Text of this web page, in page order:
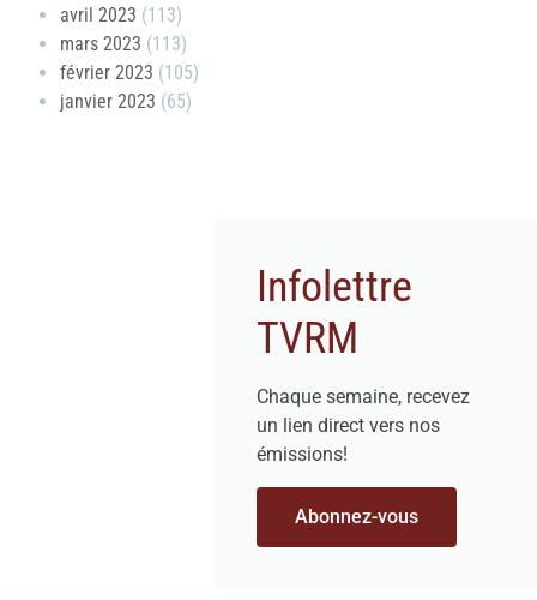
avril 2023 (113)
mars 2023 (113)
février 2023 (105)
janvier 2023 (65)
Infolettre
TVRM
Chaque semaine, recevez
un lien direct vers nos
émissions!
Abonnez-vous